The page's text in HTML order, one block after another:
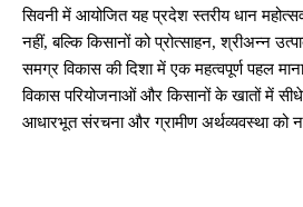
सिवनी में आयोजित यह प्रदेश स्तरीय धान
नहीं, बल्कि किसानों को प्रोत्साहन, श्रीअन्न
समग्र विकास की दिशा में एक महत्वपूर्ण पहल
विकास परियोजनाओं और किसानों के खातों में
आधारभूत संरचना और ग्रामीण अर्थव्यवस्था को